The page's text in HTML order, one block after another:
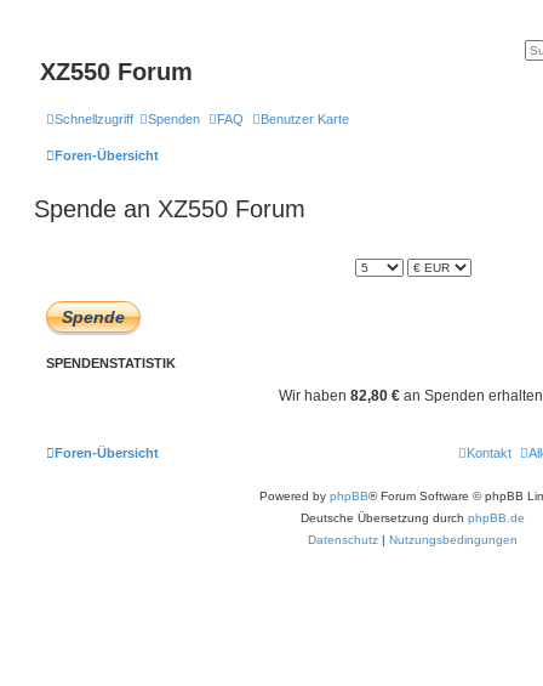
XZ550 Forum
Schnellzugriff Spenden FAQ Benutzer Karte
Foren-Übersicht
Spende an XZ550 Forum
SPENDENSTATISTIK
Wir haben 82,80 € an Spenden
Foren-Übersicht Kontakt
Powered by phpBB® Forum Software © phpBB
Deutsche Übersetzung durch phpBB.de
Datenschutz | Nutzungsbedingungen